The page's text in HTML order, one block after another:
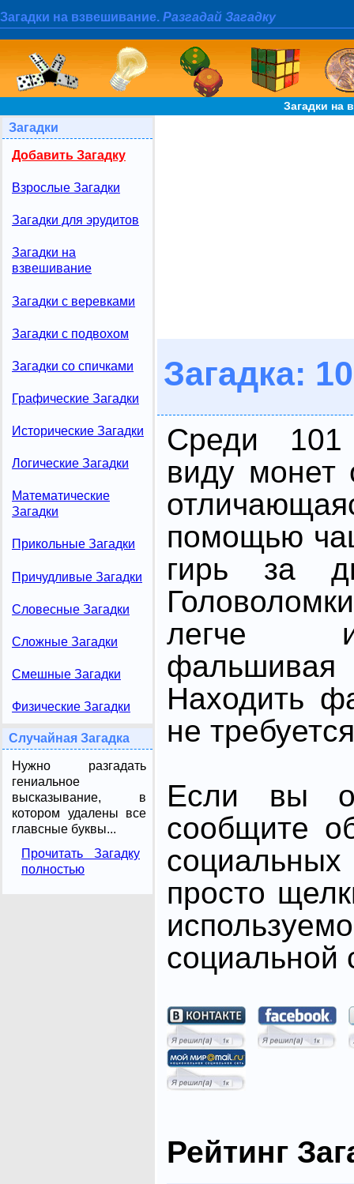
Загадки на взвешивание. Разгадай Загадку
Загадки на
Загадки
Добавить Загадку
Взрослые Загадки
Загадки для эрудитов
Загадки на
взвешивание
Загадки с веревками
Загадки с подвохом
Загадки со спичками
Графические Загадки
Исторические Загадки
Логические Загадки
Математические
Загадки
Прикольные Загадки
Причудливые Загадки
Словесные Загадки
Сложные Загадки
Смешные Загадки
Физические Загадки
Случайная Загадка
Нужно разгадать
гениальное
высказывание, в
котором удалены все
главсные буквы...
Прочитать Загадку
полностью
Загадка:
Среди 101
виду монет
помощью
гирь за
легче
Hаходить
не
Если вы
сообщите
просто
социальной
Рейтинг